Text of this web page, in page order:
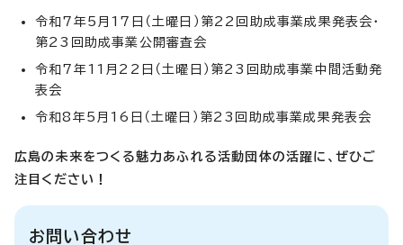
令和7年5月17日（土曜日）第22回助成事業成果発表会・
第23回助成事業公開審査会
令和7年11月22日（土曜日）第23回助成事業中間活動発
表会
令和8年5月16日（土曜日）第23回助成事業成果発表会
広島の 未来をつくる魅力あふれる活動団体の活躍に、ぜひご
注目ください！
お問い合わせ